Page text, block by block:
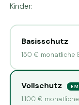
Kinder:
Basisschutz
150 € monatliche
Vollschutz
1.100 € monatliche